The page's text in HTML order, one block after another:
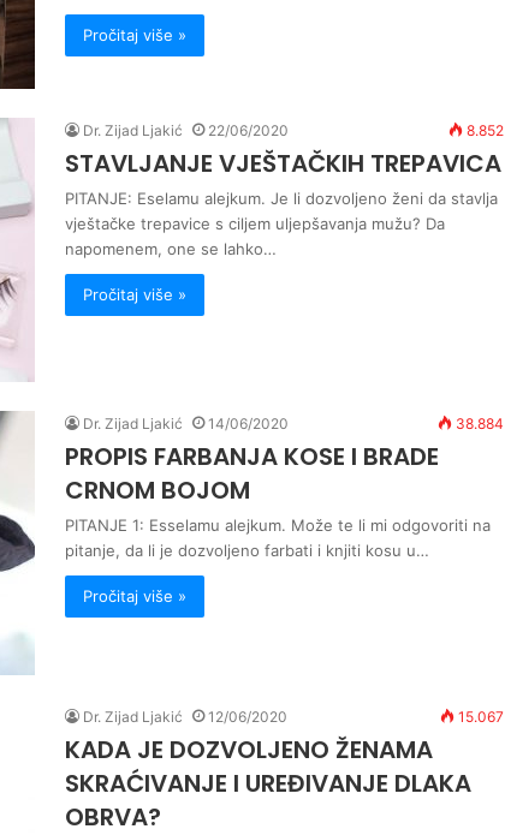
Pročitaj više »
Dr. Zijad Ljakić 22/06/2020 8.852
STAVLJANJE VJEŠTAČKIH TREPAVICA
PITANJE: Eselamu alejkum. Je li dozvoljeno ženi da stavlja
vještačke trepavice s ciljem uljepšavanja mužu? Da
napomenem, one se lahko…
Pročitaj više »
Dr. Zijad Ljakić 14/06/2020 38.884
PROPIS FARBANJA KOSE I BRADE
CRNOM BOJOM
PITANJE 1: Esselamu alejkum. Može te li mi odgovoriti na
pitanje, da li je dozvoljeno farbati i knjiti kosu u…
Pročitaj više »
Dr. Zijad Ljakić 12/06/2020 15.067
KADA JE DOZVOLJENO ŽENAMA
SKRAĆIVANJE I UREĐIVANJE DLAKA
OBRVA?